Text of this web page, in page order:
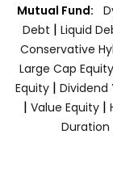
Mutual Fund:
Debt | Liquid
Conservative
Large Cap Equity
Equity| Dividend
| Value Equity |
Duration